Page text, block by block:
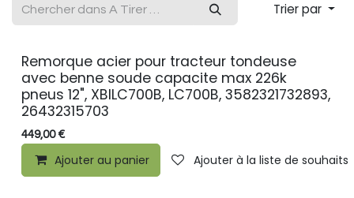
Trier par
Remorque acier pour tracteur tondeuse
avec benne soude capacite max 226k
pneus 12", XBILC700B, LC700B, 3582321732893,
26432315703
449,00€
Ajouter au panier Ajouter à la liste de souhaits